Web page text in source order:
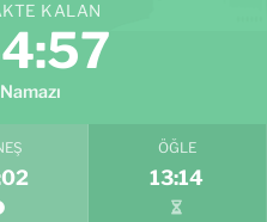
KALAN
ÖĞLE
13:14